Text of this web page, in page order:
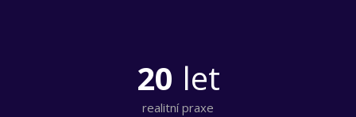
20 let
realitní praxe